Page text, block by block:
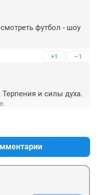
футбол - шоу
+1 –1
и силы духа.